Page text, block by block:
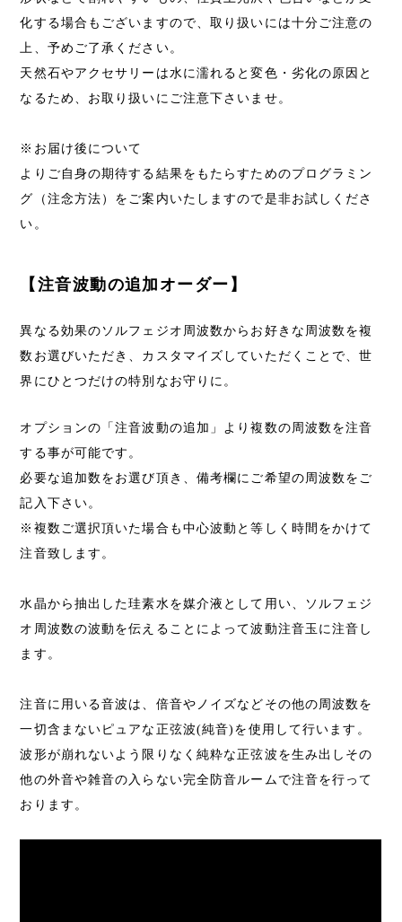
化する場合もございますので、取り扱いには十分ご注意の
上、予めご了承ください。
天然石やアクセサリーは水に濡れると変色・劣化の原因と
なるため、お取り扱いにご注意下さいませ。
※お届け後について
よりご自身の期待する結果をもたらすためのプログラミン
グ（注念方法）をご案内いたしますので是非お試しくださ
い。
【注音波動の追加オーダー】
異なる効果のソルフェジオ周波数からお好きな周波数を複
数お選びいただき、カスタマイズしていただくことで、世
界にひとつだけの特別なお守りに。
オプションの「注音波動の追加」より複数の周波数を注音
する事が可能です。
必要な追加数をお選び頂き、備考欄にご希望の周波数をご
記入下さい。
※複数ご選択頂いた場合も中心波動と等しく時間をかけて
注音致します。
水晶から抽出した珪素水を媒介液として用い、ソルフェジ
オ周波数の波動を伝えることによって波動注音玉に注音し
ます。
注音に用いる音波は、倍音やノイズなどその他の周波数を
一切含まないピュアな正弦波(純音)を使用して行います。
波形が崩れないよう限りなく純粋な正弦波を生み出しその
他の外音や雑音の入らない完全防音ルームで注音を行って
おります。